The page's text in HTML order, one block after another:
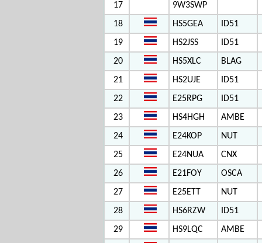
17
9W3SWP
18
HS5GEA
ID51
19
HS2JSS
ID51
20
HS5XLC
BLAG
21
HS2UJE
ID51
22
E25RPG
ID51
23
HS4HGH
AMBE
24
E24KOP
NUT
25
E24NUA
CNX
26
E21FOY
OSCA
27
E25ETT
NUT
28
HS6RZW
ID51
29
HS9LQC
AMBE